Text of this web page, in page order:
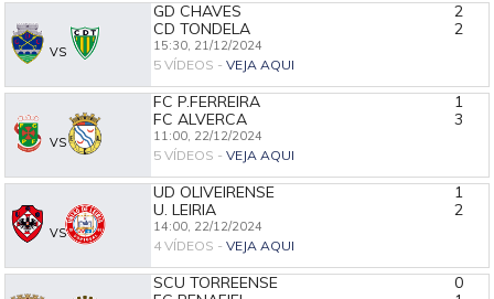
VS
GD CHAVES
2
CD TONDELA
2
15:30, 21/12/2024
5 VÍDEOS - VEJA AQUI
VS
FC P.FERREIRA
1
FC ALVERCA
3
11:00, 22/12/2024
5 VÍDEOS - VEJA AQUI
VS
UD OLIVEIRENSE
1
U. LEIRIA
2
14:00, 22/12/2024
4 VÍDEOS - VEJA AQUI
SCU TORREENSE
0